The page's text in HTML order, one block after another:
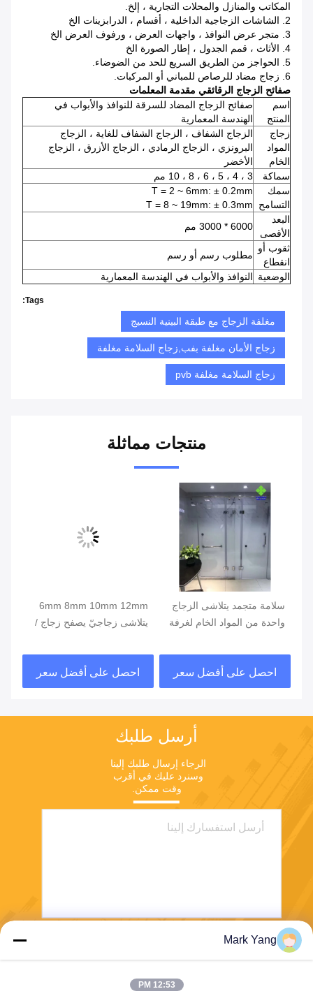
المكاتب والمنازل والمحلات التجارية ، إلخ.
2. الشاشات الزجاجية الداخلية ، أقسام ، الدرابزينات الخ
3. متجر عرض النوافذ ، واجهات العرض ، ورفوف العرض الخ
4. الأثاث ، قمم الجدول ، إطار الصورة الخ
5. الحواجز من الطريق السريع للحد من الضوضاء.
6. زجاج مضاد للرصاص للمباني أو المركبات.
صفائح الزجاج الرقائقي مقدمة المعلمات
اسم
المنتج
صفائح الزجاج المضاد للسرقة للنوافذ والأبواب في
الهندسة المعمارية
زجاج
المواد
الخام
الزجاج الشفاف ، الزجاج الشفاف للغاية ، الزجاج
البرونزي ، الزجاج الرمادي ، الزجاج الأزرق ، الزجاج
الأخضر
سماكة
3 ، 4 ، 5 ، 6 ، 8 ، 10 مم
سمك
التسامح
T = 2 ~ 6mm: ± 0.2mm
T = 8 ~ 19mm: ± 0.3mm
البعد
الأقصى
6000 * 3000 مم
ثقوب أو
انقطاع
مطلوب رسم أو رسم
الوضعية النوافذ والأبواب في الهندسة المعمارية
Tags:
مغلفة الزجاج مع طبقة البينية النسيج
زجاج الأمان مغلفة بفب,زجاج السلامة مغلفة
زجاج السلامة مغلفة pvb
منتجات مماثلة
سلامة متجمد يتلاشى الزجاج
واحدة من المواد الخام لغرفة
احصل على أفضل سعر
6mm 8mm 10mm 12mm
يتلاشى زجاجيّ يصفح زجاج /
احصل على أفضل سعر
أرسل طلبك
وقت ممكن.
Mark Yang
12:53 PM